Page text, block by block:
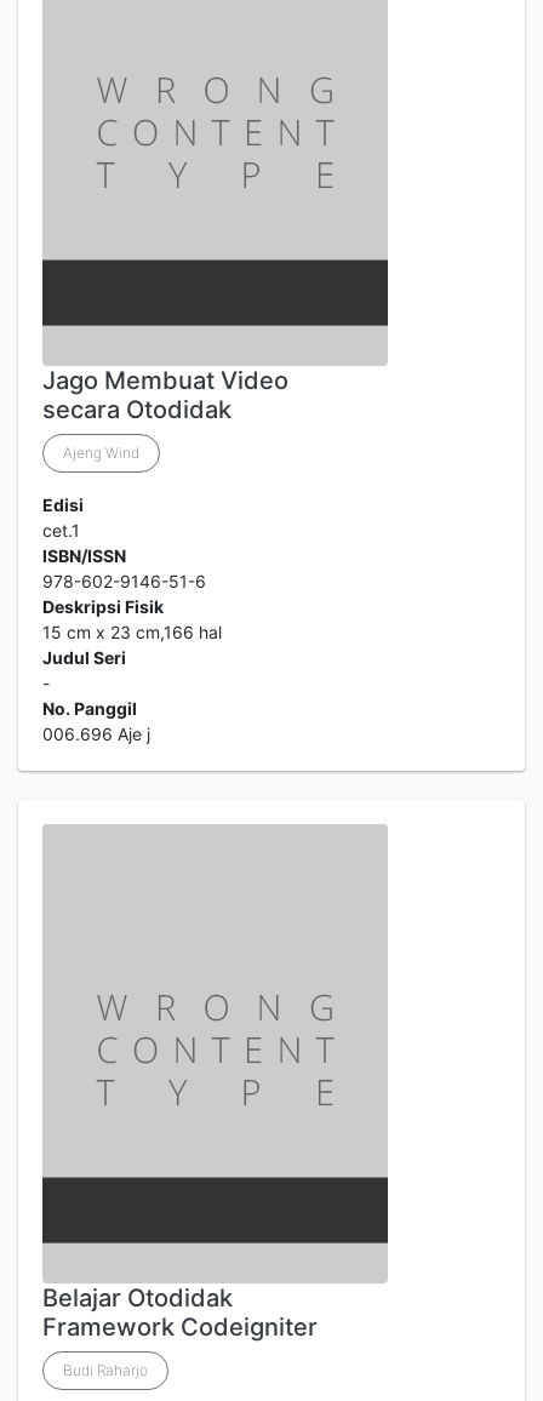
Jago Membuat Video
secara Otodidak
Ajeng Wind
Edisi
cet.1
ISBN/ISSN
978-602-9146-51-6
Deskripsi Fisik
15 cm x 23 cm,166 hal
Judul Seri
-
No. Panggil
006.696 Aje j
Belajar Otodidak
Framework Codeigniter
Budi Raharjo